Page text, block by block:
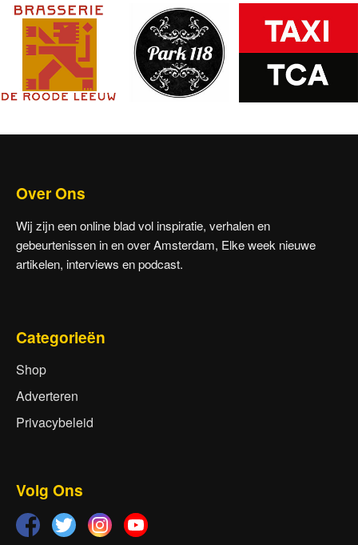
Over Ons
Wij zijn een online blad vol inspiratie, verhalen en
gebeurtenissen in en over Amsterdam, Elke week nieuwe
artikelen, interviews en podcast.
Categorieën
Shop
Adverteren
Privacybeleid
Volg Ons